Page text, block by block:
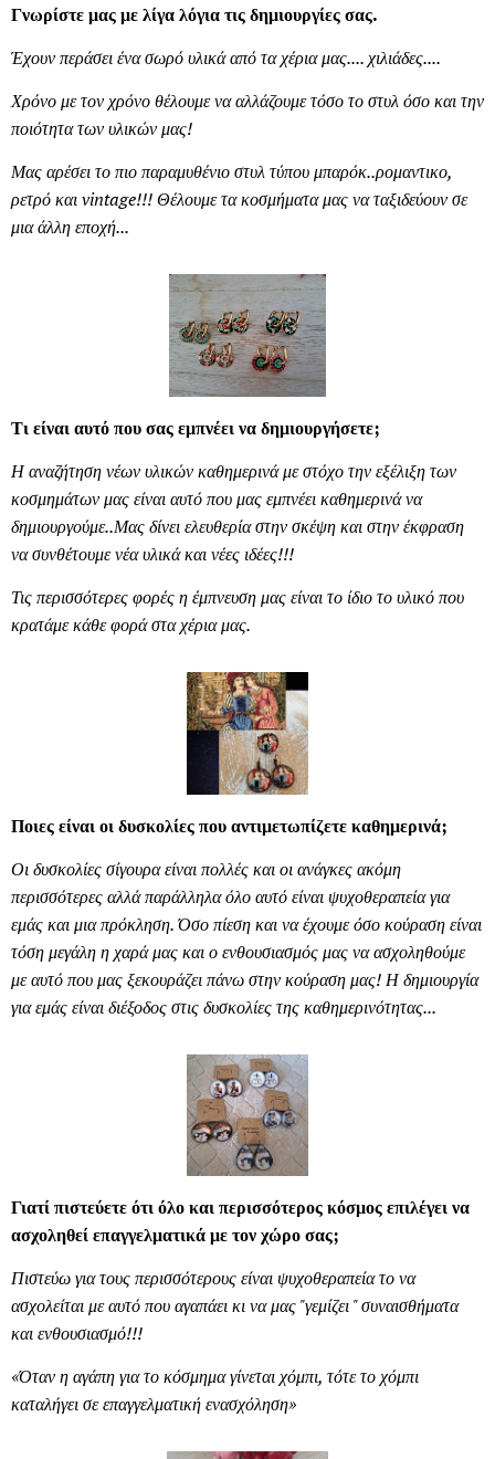
Γνωρίστε μας με λίγα λόγια τις δημιουργίες σας.
Έχουν περάσει ένα σωρό υλικά από τα χέρια μας.... χιλιάδες....
Χρόνο με τον χρόνο θέλουμε να αλλάζουμε τόσο το στυλ όσο και την
ποιότητα των υλικών μας!
Μας αρέσει το πιο παραμυθένιο στυλ τύπου μπαρόκ..ρομαντικο,
ρετρό και vintage!!! Θέλουμε τα κοσμήματα μας να ταξιδεύουν σε
μια άλλη εποχή...
Τι είναι αυτό που σας εμπνέει να δημιουργήσετε;
Η αναζήτηση νέων υλικών καθημερινά με στόχο την εξέλιξη των
κοσμημάτων μας είναι αυτό που μας εμπνέει καθημερινά να
δημιουργούμε..Μας δίνει ελευθερία στην σκέψη και στην έκφραση
να συνθέτουμε νέα υλικά και νέες ιδέες!!!
Τις περισσότερες φορές η έμπνευση μας είναι το ίδιο το υλικό που
κρατάμε κάθε φορά στα χέρια μας.
Ποιες είναι οι δυσκολίες που αντιμετωπίζετε καθημερινά;
Οι δυσκολίες σίγουρα είναι πολλές και οι ανάγκες ακόμη
περισσότερες αλλά παράλληλα όλο αυτό είναι ψυχοθεραπεία για
εμάς και μια πρόκληση. Όσο πίεση και να έχουμε όσο κούραση είναι
τόση μεγάλη η χαρά μας και ο ενθουσιασμός μας να ασχοληθούμε
με αυτό που μας ξεκουράζει πάνω στην κούραση μας! Η δημιουργία
για εμάς είναι διέξοδος στις δυσκολίες της καθημερινότητας...
Γιατί πιστεύετε ότι όλο και περισσότερος κόσμος επιλέγει να
ασχοληθεί επαγγελματικά με τον χώρο σας;
Πιστεύω για τους περισσότερους είναι ψυχοθεραπεία το να
ασχολείται με αυτό που αγαπάει κι να μας "γεμίζει " συναισθήματα
και ενθουσιασμό!!!
«Όταν η αγάπη για το κόσμημα γίνεται χόμπι, τότε το χόμπι
καταλήγει σε επαγγελματική ενασχόληση»